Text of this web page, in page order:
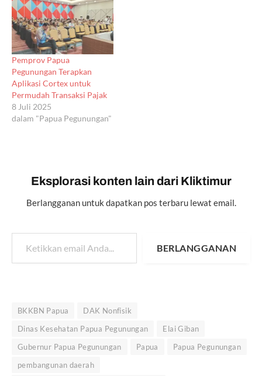
Pemprov Papua
Pegunungan Terapkan
Aplikasi Cortex untuk
Permudah Transaksi Pajak
8 Juli 2025
dalam "Papua Pegunungan"
Eksplorasi konten lain dari Kliktimur
Berlangganan untuk dapatkan pos terbaru lewat email.
Ketikkan email Anda...
BERLANGGANAN
BKKBN Papua
DAK Nonfisik
Dinas Kesehatan Papua Pegunungan
Elai Giban
Gubernur Papua Pegunungan
Papua
Papua Pegunungan
pembangunan daerah